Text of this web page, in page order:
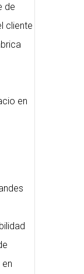
de
cliente
en